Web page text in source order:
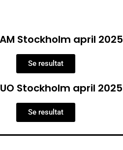
Stockholm april 2025
Se resultat
Stockholm april 2025
Se resultat